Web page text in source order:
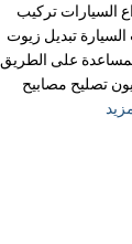
السيارات تركيب
تبديل زيوت
على الطريق
تصليح مصابيح